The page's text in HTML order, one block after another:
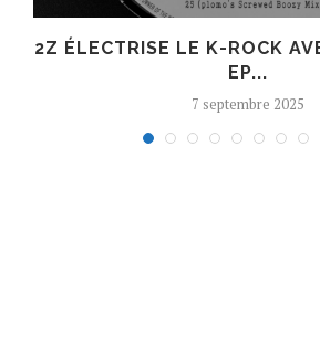
2Z ÉLECTRISE LE K-ROCK
EP...
7 septembre 2025